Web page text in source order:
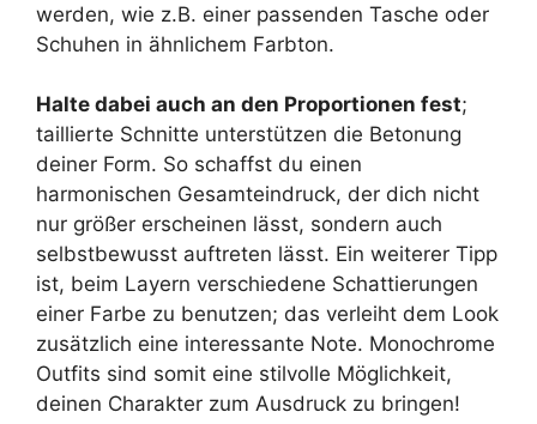
werden, wie z.B. einer passenden Tasche oder
Schuhen in ähnlichem Farbton.
Halte dabei auch an den Proportionen fest;
taillierte Schnitte unterstützen die Betonung
deiner Form. So schaffst du einen
harmonischen Gesamteindruck, der dich nicht
nur größer erscheinen lässt, sondern auch
selbstbewusst auftreten lässt. Ein weiterer Tipp
ist, beim Layern verschiedene Schattierungen
einer Farbe zu benutzen; das verleiht dem Look
zusätzlich eine interessante Note. Monochrome
Outfits sind somit eine stilvolle Möglichkeit,
deinen Charakter zum Ausdruck zu bringen!